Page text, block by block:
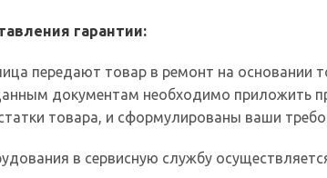
гарантии:
передают товар в ремонт на основании
документам необходимо приложить
товара, и сформулированы ваши
в сервисную службу